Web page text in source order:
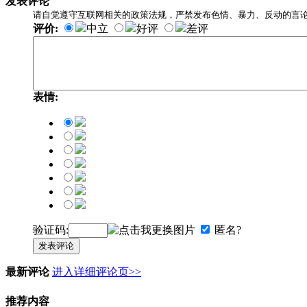
请自觉遵守互联网相关的政策法规，严禁发布色情、暴力、反动的言
评价: 中立 好评 差评
表情:
验证码: 匿名?
发表评论
最新评论 进入详细评论页>>
推荐内容